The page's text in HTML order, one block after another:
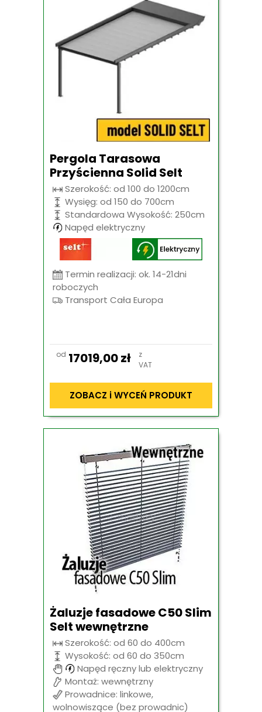
Pergola Tarasowa
Przyścienna Solid Selt
Szerokość: od 100 do 1200cm
Wysięg: od 150 do 700cm
Standardowa Wysokość: 250cm
Napęd elektryczny
Termin realizacji: ok. 14-21dni
roboczych
Transport Cała Europa
od 17019,00zł
z
VAT
ZOBACZ i WYCEŃ PRODUKT
Żaluzje fasadowe C50 Slim
Selt wewnętrzne
Szerokość: od 60 do 400cm
Wysokość: od 60 do 350cm
Napęd ręczny lub elektryczny
Montaż: wewnętrzny
Prowadnice: linkowe,
wolnowiszące (bez prowadnic)